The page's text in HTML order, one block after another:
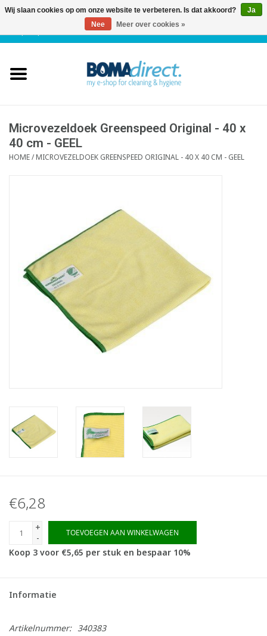
Klantenservice
Blog
Microvezeldoek Greenspeed Original - 40 x
40 cm - GEEL
HOME/MICROVEZELDOEK GREENSPEED ORIGINAL - 40 X 40 CM - GEEL
€6,28
+
-
TOEVOEGEN AAN WINKELWAGEN
Koop 3 voor €5,65 per stuk en bespaar 10%
Informatie
Artikelnummer: 340383
Wij slaan cookies op om onze website te verbeteren. Is dat akkoord?
Ja
Nee
Meer over cookies »